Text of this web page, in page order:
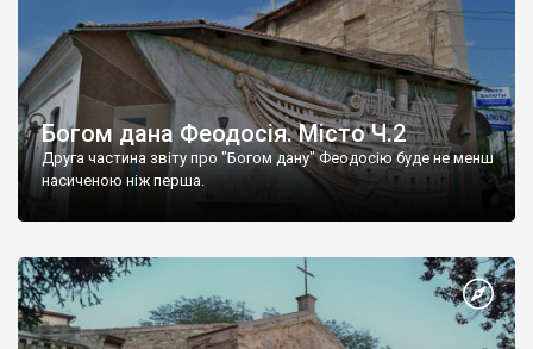
Богом дана Феодосія. Місто Ч.2
Друга частина звіту про "Богом дану" Феодосію буде не менш
насиченою ніж перша.